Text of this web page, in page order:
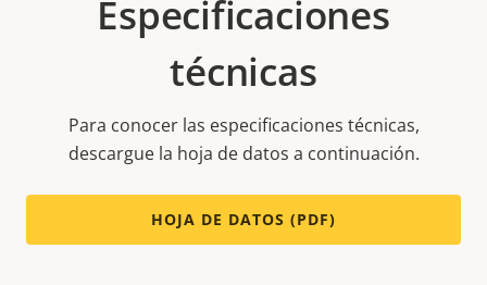
Especificaciones
técnicas
Para conocer las especificaciones técnicas,
descargue la hoja de datos a continuación.
HOJA DE DATOS (PDF)